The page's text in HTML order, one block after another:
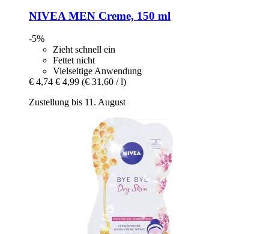
NIVEA MEN Creme, 150 ml
-5%
Zieht schnell ein
Fettet nicht
Vielseitige Anwendung
€ 4,74 € 4,99 (€ 31,60 / l)
Zustellung bis 11. August